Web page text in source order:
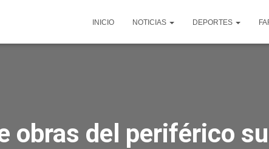
INICIO NOTICIAS DEPORTES
obras del periférico